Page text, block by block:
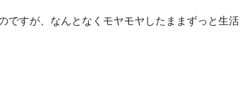
すが、なんとなくモヤモヤしたままずっと生活